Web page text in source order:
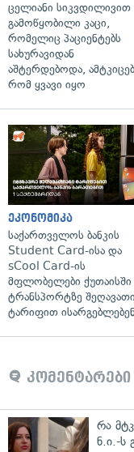
ცელიანი სიკვდილივით
გამოწყობილი კაცი,
რომელიც პაციენტებს
სახურავიდან
აშტერდებოდა,
რომ ყვავი იყო
ეკონომიკა
საქართველოს ბანკის
Student Card-ისა და
sCool Card-ის
მფლობელები ქუთაისში
ტრანსპორტზე
ტარიფით
კომენტარები
რა
ნ.ი.-ს